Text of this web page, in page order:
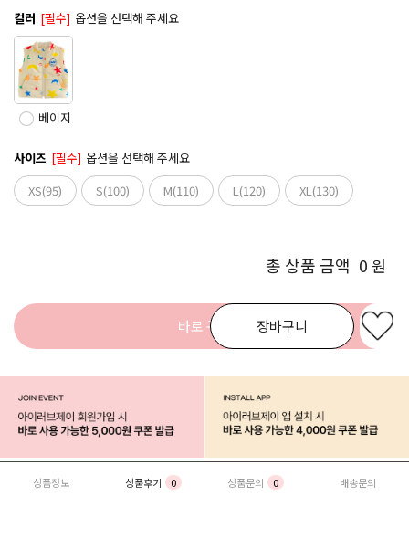
컬러 [필수] 옵션을 선택해 주세요
베이지
사이즈 [필수] 옵션을 선택해 주세요
XS(95)
S(100) M(110) L(120) XL(130)
총 상품 금액 0 원
장바구니
바로 구매
상품정보 상품후기 0 상품문의 0 배송문의